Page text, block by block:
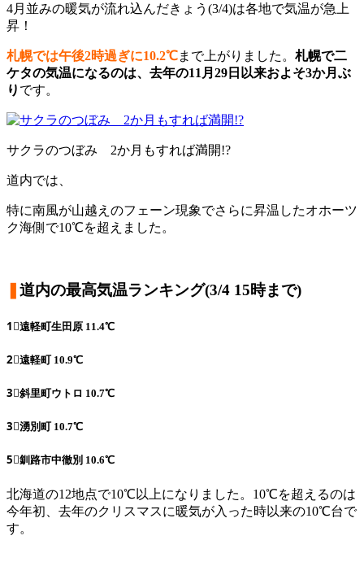
4月並みの暖気が流れ込んだきょう(3/4)は各地で気温が急上
昇！
札幌では午後2時過ぎに10.2℃まで上がりました。 札幌で二
ケタの気温になるのは、去年の11月29日以来およそ3か月ぶ
り です。
サクラのつぼみ 2か月もすれば満開!?
道内では、
特に南風が山越えのフェーン現象でさらに昇温したオホーツ
ク海側で10℃を超えました。
道内の最高気温ランキング(3/4 15時まで)
1⃣遠軽町生田原 11.4℃
2⃣遠軽町 10.9℃
3⃣斜里町ウトロ 10.7℃
3⃣湧別町 10.7℃
5⃣釧路市中徹別 10.6℃
北海道の12地点で10℃以上になりました。10℃を超えるのは
今年初、去年のクリスマスに暖気が入った時以来の10℃台で
す。